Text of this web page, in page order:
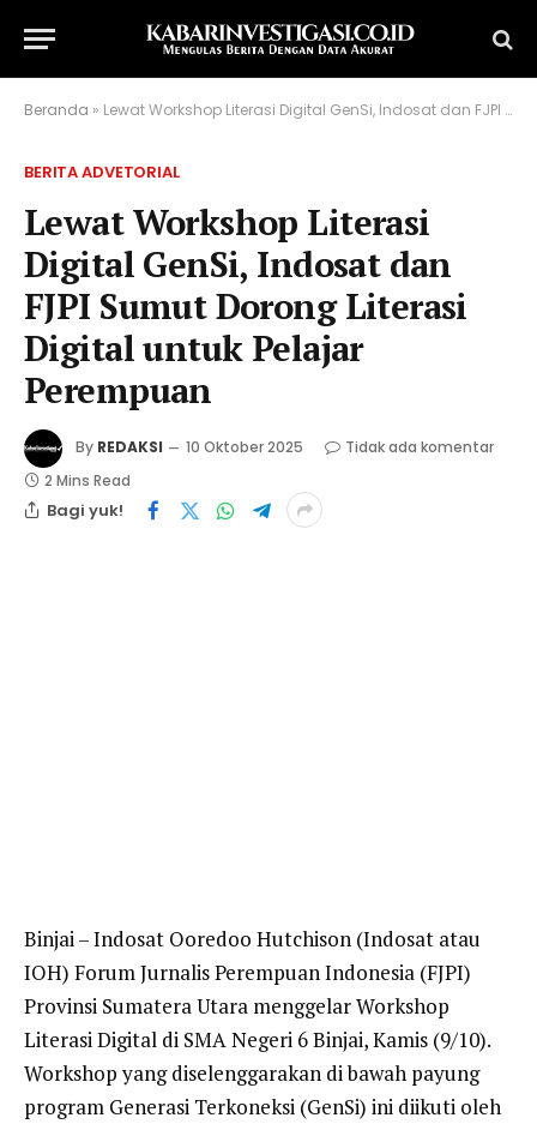
Beranda » Lewat Workshop Literasi Digital GenSi, Indosat dan FJPI Sumut Dorong Literasi Digital untuk Pelajar Perempuan
BERITA ADVETORIAL
Lewat Workshop Literasi
Digital GenSi, Indosat dan
FJPI Sumut Dorong Literasi
Digital untuk Pelajar
Perempuan
By REDAKSI 10 Oktober 2025
Tidak ada komentar
2 Mins Read
Bagi yuk!
Binjai – Indosat Ooredoo Hutchison (Indosat atau
IOH) Forum Jurnalis Perempuan Indonesia (FJPI)
Provinsi Sumatera Utara menggelar Workshop
Literasi Digital di SMA Negeri 6 Binjai, Kamis (9/10).
Workshop yang diselenggarakan di bawah payung
program Generasi Terkoneksi (GenSi) ini diikuti oleh